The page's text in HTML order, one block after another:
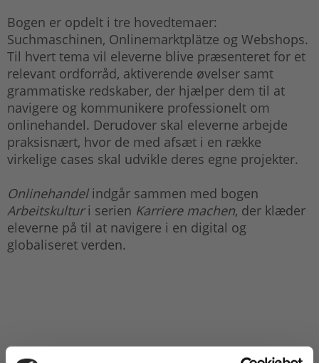
Bogen er opdelt i tre hovedtemaer:
Suchmaschinen, Onlinemarktplätze og Webshops.
Til hvert tema vil eleverne blive præsenteret for et
relevant ordforråd, aktiverende øvelser samt
grammatiske redskaber, der hjælper dem til at
navigere og kommunikere professionelt om
onlinehandel. Derudover skal eleverne arbejde
praksisnært, hvor de med afsæt i en række
virkelige cases skal udvikle deres egne projekter.
Onlinehandelindgår sammen med bogen
Arbeitskulturi serien Karriere machen, der klæder
eleverne på til at navigere i en digital og
globaliseret verden.